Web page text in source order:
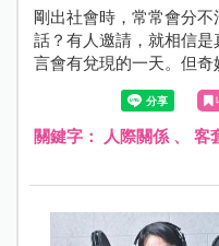
剛出社會時，常常會分
話？有人邀請，就相信
言會有兌現的一天。但
後，似乎也發現應酬話
覺地脫口而出。
關鍵字： 人際關係、 客